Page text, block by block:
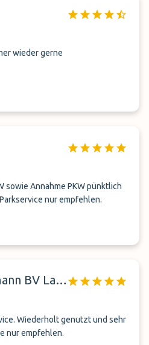
wieder gerne
nur empfehlen.
Christine Brüggemann BV Lagerboxen GmbH
Wiederholt genutzt und sehr
nur empfehlen.